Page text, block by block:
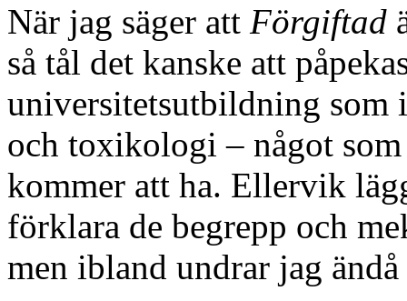
När jag säger att Förgiftad
så tål det kanske att
universitetsutbildning
och toxikologi – något
kommer att ha. Ellervik
förklara de begrepp och
men ibland undrar jag